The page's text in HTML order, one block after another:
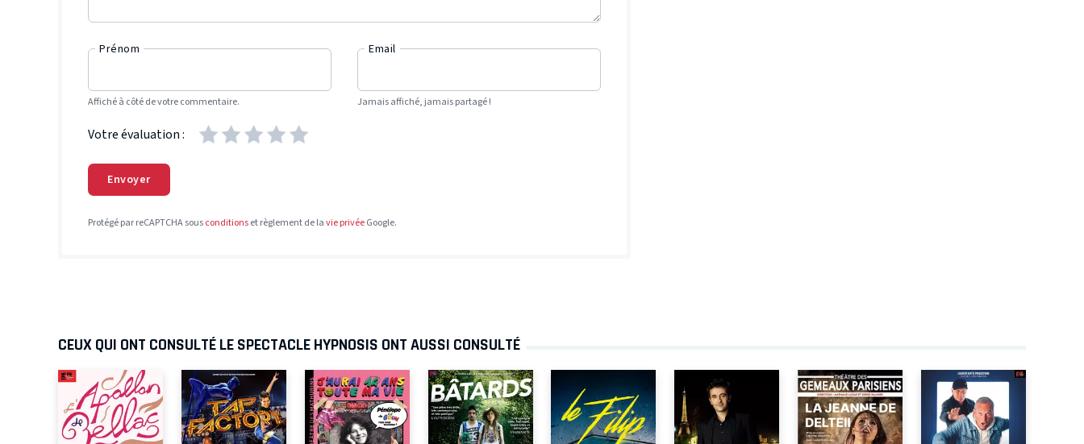
Prénom
Affiché à côté de votre commentaire.
Email
Jamais affiché, jamais partagé !
Votre évaluation :
Envoyer
Protégé par reCAPTCHA sousconditionset règlement de lavie privéeGoogle.
CEUX QUI ONT CONSULTÉ LE SPECTACLE HYPNOSIS ONT AUSSI CONSULTÉ